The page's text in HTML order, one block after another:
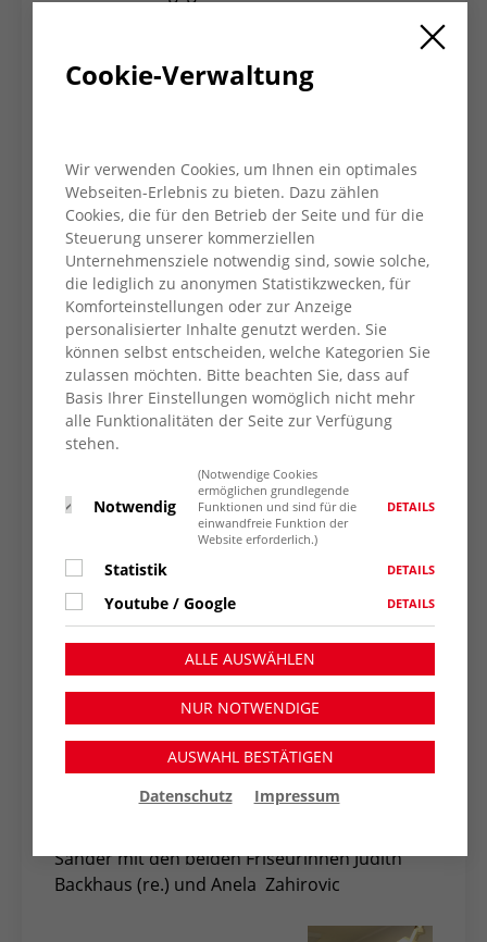
Die Idee entstand, als der ehemalige Besitzer,
Hans-Theo Sander, bei dem Gottke seit Jahren
Stammkunde war, aus Altersgründen den
Möglichkeit kostenreduzierte Haarschnitte für
Empfänger von Sozialleistungen anzubieten
war naheliegend.”
Bürgermeister Ralf Köpke (2. von re.)
überreichte ein Einzugsgeschenk. Er sieht die
Neueröffnung als einen großen Gewinn für
den Grafschafter Platz. (von li. Technischer
Beigeordneter Ulrich Geilmann, AWO-
Vorstand Dr. Bernd Riekemann,
Vorstandsvorsitzender Jochen Gottke,
Bürgermeister Ralf Köpke und Andreas
Wagener von der Hausverwaltung am
Grafschafter Platz)
Sander mit den beiden Friseurinnen Judith
Backhaus (re.) und Anela Zahirovic
Cookie-Verwaltung
Wir verwenden Cookies, um Ihnen ein optimales
Webseiten-Erlebnis zu bieten. Dazu zählen
Cookies, die für den Betrieb der Seite und für die
Steuerung unserer kommerziellen
Unternehmensziele notwendig sind, sowie solche,
die lediglich zu anonymen Statistikzwecken, für
Komforteinstellungen oder zur Anzeige
personalisierter Inhalte genutzt werden. Sie
können selbst entscheiden, welche Kategorien Sie
zulassen möchten. Bitte beachten Sie, dass auf
Basis Ihrer Einstellungen womöglich nicht mehr
alle Funktionalitäten der Seite zur Verfügung
stehen.
Notwendig
(Notwendige Cookies
ermöglichen grundlegende
Funktionen und sind für die
einwandfreie Funktion der
Website erforderlich.)
DETAILS
Statistik DETAILS
Youtube / Google DETAILS
ALLE AUSWÄHLEN
NUR NOTWENDIGE
AUSWAHL BESTÄTIGEN
Datenschutz
Impressum